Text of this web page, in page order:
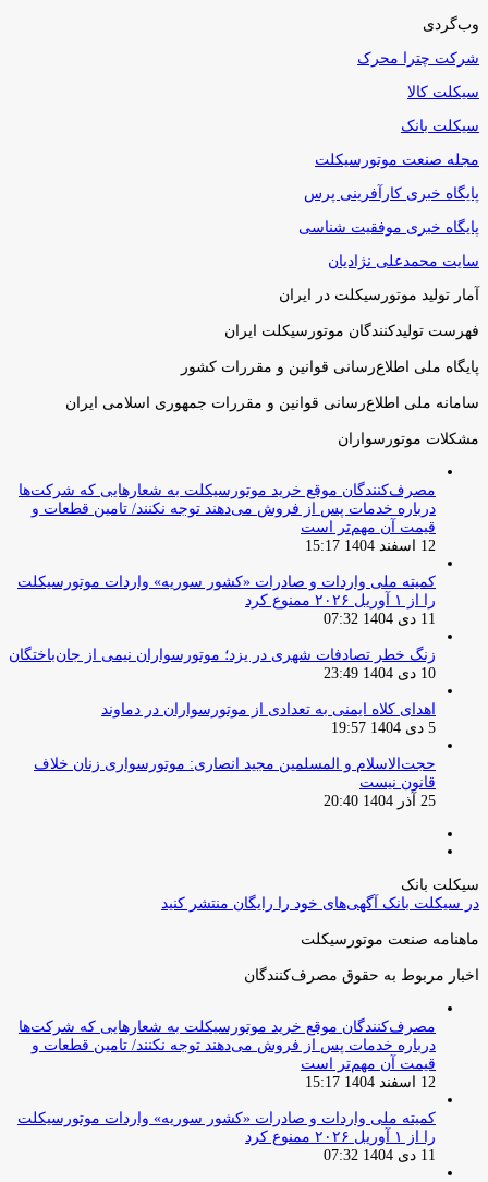
وب‌گردی
شرکت چترا محرک
سیکلت کالا
سیکلت بانک
مجله صنعت موتورسیکلت
پایگاه خبری کارآفرینی پرس
پایگاه خبری موفقیت شناسی
سایت محمدعلی نژادیان
آمار تولید موتورسیکلت در ایران
فهرست تولیدکنندگان موتورسیکلت ایران
پایگاه ملی اطلاع‌رسانی قوانین و مقررات کشور
سامانه ملی اطلاع‌رسانی قوانین و مقررات جمهوری اسلامی ایران
مشکلات موتورسواران
مصرف‌کنندگان موقع خرید موتورسیکلت به شعارهایی که شرکت‌ها
درباره خدمات پس از فروش می‌دهند توجه نکنند/ تامین قطعات و
قیمت آن مهم‌تر است
12 اسفند 1404 15:17
کمیته ملی واردات و صادرات «کشور سوریه» واردات موتورسیکلت
را از ۱ آوریل ۲۰۲۶ ممنوع کرد
11 دی 1404 07:32
زنگ خطر تصادفات شهری در یزد؛ موتورسواران نیمی از جان‌باختگان
10 دی 1404 23:49
اهدای کلاه ایمنی به تعدادی از موتورسواران در دماوند
5 دی 1404 19:57
حجت‌الاسلام و المسلمین مجید انصاری: موتورسواری زنان خلاف
قانون نیست
25 آذر 1404 20:40
سیکلت بانک
در سیکلت بانک آگهی‌های خود را رایگان منتشر کنید
ماهنامه صنعت موتورسیکلت
اخبار مربوط به حقوق مصرف‌کنندگان
مصرف‌کنندگان موقع خرید موتورسیکلت به شعارهایی که شرکت‌ها
درباره خدمات پس از فروش می‌دهند توجه نکنند/ تامین قطعات و
قیمت آن مهم‌تر است
12 اسفند 1404 15:17
کمیته ملی واردات و صادرات «کشور سوریه» واردات موتورسیکلت
را از ۱ آوریل ۲۰۲۶ ممنوع کرد
11 دی 1404 07:32